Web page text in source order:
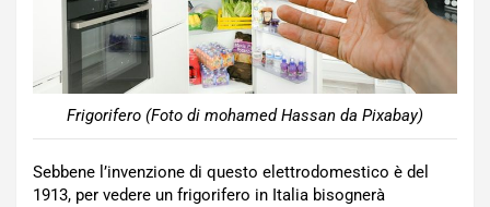
Frigorifero (Foto di mohamed Hassan da Pixabay)
Sebbene l’invenzione di questo elettrodomestico è del
1913, per vedere un frigorifero in Italia bisognerà